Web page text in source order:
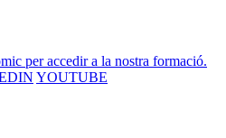
per accedir a la nostra formació.
YOUTUBE